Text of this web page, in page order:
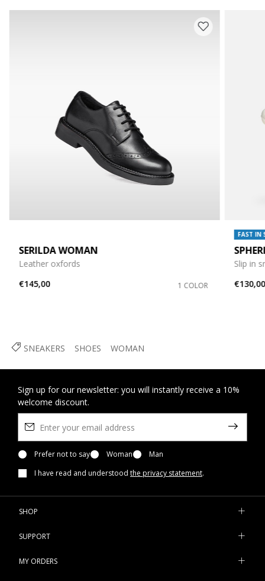
SNEAKERS SHOES WOMAN
SERILDA WOMAN
Leather oxfords
€145,00
1 COLOR
FAST IN
Slip in
€130,00
Sign up for our newsletter: you will instantly receive a 10%
welcome discount.
Prefer not to say Woman
Man
I have read and understood the privacy statement.
SHOP
SUPPORT
MY ORDERS